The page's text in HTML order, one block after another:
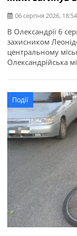
06 серпня 2026, 18:54
В Олександрії 6
захисником
центральному
Олександрійська
переїхав до села
навчався у
Саме […]
Події